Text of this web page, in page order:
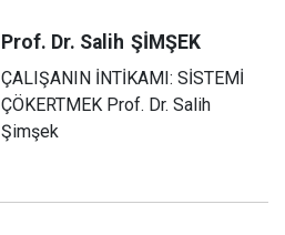
Prof. Dr. Salih ŞİMŞEK
ÇALIŞANIN İNTİKAMI: SİSTEMİ
ÇÖKERTMEK Prof. Dr. Salih
Şimşek